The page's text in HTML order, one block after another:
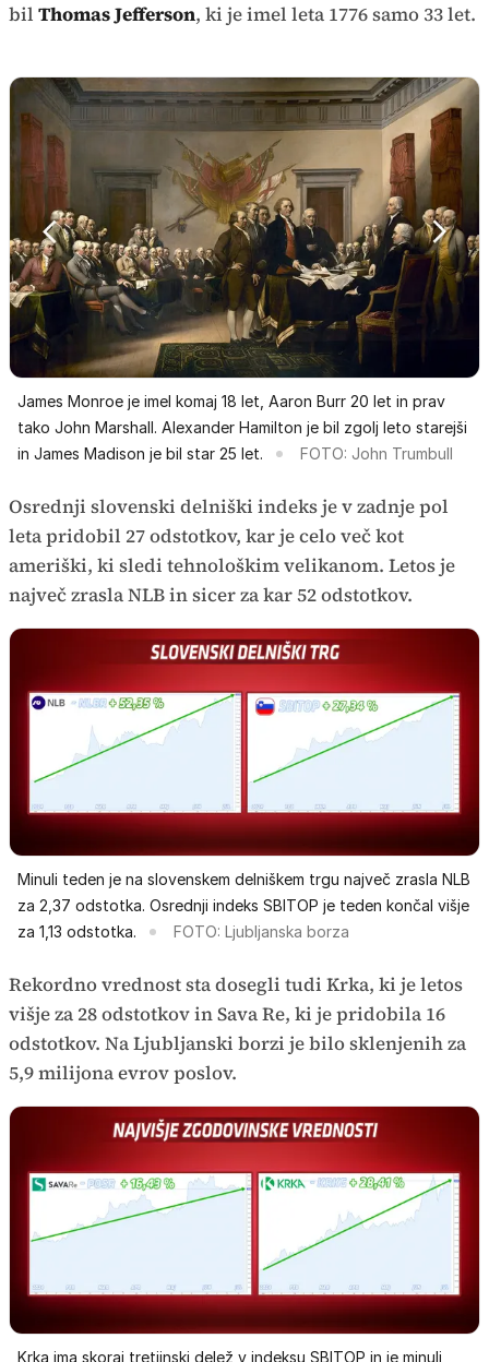
bil Thomas Jefferson, ki je imel leta 1776 samo 33 let.
James Monroe je imel komaj 18 let, Aaron Burr 20 let in prav
tako John Marshall. Alexander Hamilton je bil zgolj leto starejši
in James Madison je bil star 25 let.
FOTO: John Trumbull
Osrednji slovenski delniški indeks je v zadnje pol
leta pridobil 27 odstotkov, kar je celo več kot
ameriški, ki sledi tehnološkim velikanom. Letos je
največ zrasla NLB in sicer za kar 52 odstotkov.
Minuli teden je na slovenskem delniškem trgu največ zrasla NLB
za 2,37 odstotka. Osrednji indeks SBITOP je teden končal višje
za 1,13 odstotka.
FOTO: Ljubljanska borza
Rekordno vrednost sta dosegli tudi Krka, ki je letos
višje za 28 odstotkov in Sava Re, ki je pridobila 16
odstotkov. Na Ljubljanski borzi je bilo sklenjenih za
5,9 milijona evrov poslov.
Krka ima skoraj tretjinski delež v indeksu SBITOP in je minuli